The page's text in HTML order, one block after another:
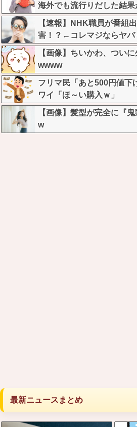
海外でも流行りだした結
【速報】NHK職員が番組
害！？←コレマジならヤバ
【画像】ちいかわ、つい
wwww
フリマ民「あと500円値下
ワイ「ほ～い購入ｗ」
【画像】髪型が完全に『
w
最新ニュースまとめ